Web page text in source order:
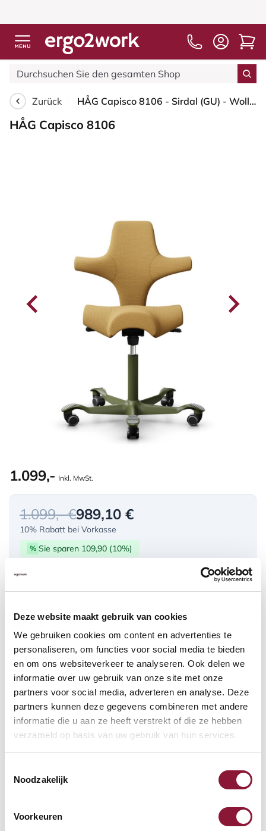
Deze website maakt gebruik van cookies
We gebruiken cookies om content en advertenties te
personaliseren, om functies voor social media te bieden
en om ons websiteverkeer te analyseren. Ook delen we
informatie over uw gebruik van onze site met onze
partners voor social media, adverteren en analyse. Deze
partners kunnen deze gegevens combineren met andere
informatie die u aan ze heeft verstrekt of die ze hebben
verzameld op basis van uw gebruik van hun services.
Noodzakelijk
Voorkeuren
Zurück HÅG Capisco 8106 - Sirdal (GU) - Wolle - SRD320 - Ochre - Moss Grey - 150mm (Sitzhöhe 40-55cm) - Weiche Rollen für harte Böden
HÅG Capisco 8106
1.099,- Inkl. MwSt.
1.099,- €989,10 €
10% Rabatt bei Vorkasse
% Sie sparen 109,90 (10%)
Verfügbar
Lieferzeit: 3-6 Wochen
Anzahl:
In den Warenkorb
Auf der Suche nach Stückzahlen? Machen Sie Ihren Arbeitsplatz
komplett und fordern Sie direkt ein individuelles Angebot an.
Zur Vergleichsliste hinzufügen